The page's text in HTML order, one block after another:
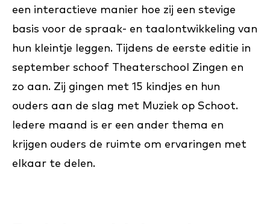
een interactieve manier hoe zij een stevige
basis voor de spraak- en taalontwikkeling van
hun kleintje leggen. Tijdens de eerste editie in
september schoof Theaterschool Zingen en
zo aan. Zij gingen met 15 kindjes en hun
ouders aan de slag met Muziek op Schoot.
Iedere maand is er een ander thema en
krijgen ouders de ruimte om ervaringen met
elkaar te delen.